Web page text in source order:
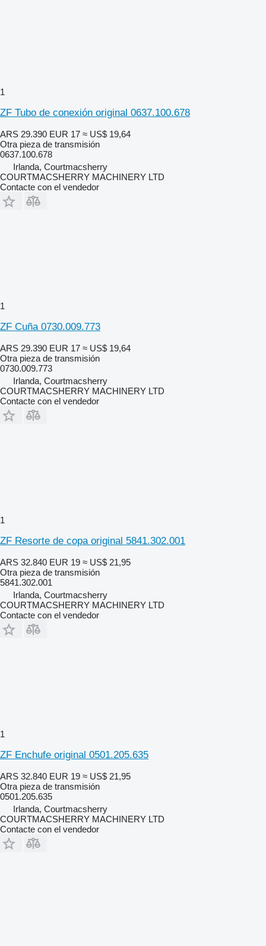
1
ZF Tubo de conexión original 0637.100.678
ARS 29.390 EUR 17 ≈ US$ 19,64
Otra pieza de transmisión
0637.100.678
Irlanda, Courtmacsherry
COURTMACSHERRY MACHINERY LTD
Contacte con el vendedor
1
ZF Cuña 0730.009.773
ARS 29.390 EUR 17 ≈ US$ 19,64
Otra pieza de transmisión
0730.009.773
Irlanda, Courtmacsherry
COURTMACSHERRY MACHINERY LTD
Contacte con el vendedor
1
ZF Resorte de copa original 5841.302.001
ARS 32.840 EUR 19 ≈ US$ 21,95
Otra pieza de transmisión
5841.302.001
Irlanda, Courtmacsherry
COURTMACSHERRY MACHINERY LTD
Contacte con el vendedor
1
ZF Enchufe original 0501.205.635
ARS 32.840 EUR 19 ≈ US$ 21,95
Otra pieza de transmisión
0501.205.635
Irlanda, Courtmacsherry
COURTMACSHERRY MACHINERY LTD
Contacte con el vendedor